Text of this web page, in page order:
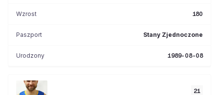
Wzrost 180
Paszport Stany Zjednoczone
Urodzony 1989-08-08
21